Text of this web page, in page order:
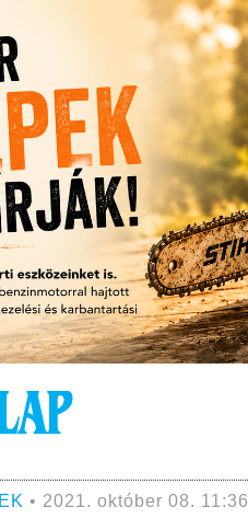
• 2021. október 08. 11:36